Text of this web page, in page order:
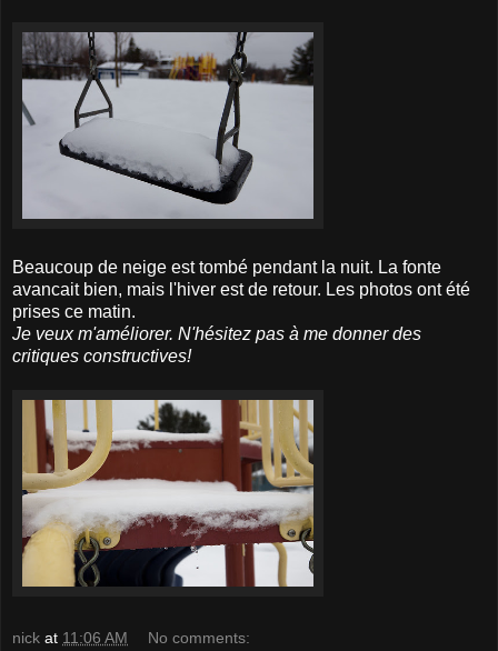
Beaucoup de neige est tombé pendant la nuit. La fonte
avancait bien, mais l'hiver est de retour. Les photos ont été
prises ce matin.
Je veux m'améliorer. N'hésitez pas à me donner des
critiques constructives!
nick at 11:06 AM No comments: